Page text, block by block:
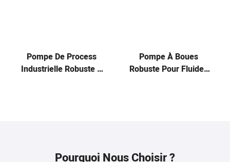
Pompe De Process
Industrielle Robuste –
Pompe À Boues
Robuste Pour Fluides
Pourquoi Nous Choisir ?